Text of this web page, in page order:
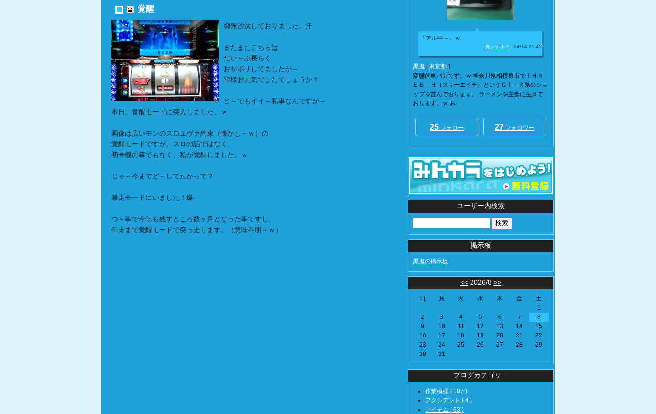
覚醒
御無沙汰しておりました。汗
またまたこちらは
だい～ぶ長らく
おサボリしてましたが～
皆様お元気でしたでしょうか？
ど～でもイイ～私事なんですが～
本日、覚醒モードに突入しました。ｗ
画像は広いモンのスロエヴァ約束（懐かし～ｗ）の
覚醒モードですが、スロの話ではなく、
初号機の事でもなく、私が覚醒しました。ｗ
じゃ～今までど～してたかって？
暴走モードにいました！爆
つ～事で今年も残すところ数ヶ月となった事ですし、
年末まで覚醒モードで突っ走ります。（意味不明～ｗ）
「アル中～。ｗ」
何シテル？ 04/14 21:45
黒鬼 [東京都 ]
変態的車バカです。ｗ 神奈川県相模原市でＴＨＲ
ＥＥ Ｈ（スリーエイチ）というＧＴ－Ｒ系のショ
ップを営んでおります。 ラーメンを主食に生きて
おります。ｗ あ...
25 フォロー 27 フォロワー
ユーザー内検索
掲示板
黒鬼の掲示板
<< 2026/8 >>
日 月 火 水 木 金
土
1
2
3 4 5 6 7
8
9
10 11 12 13 14
15
16
17 18 19 20 21
22
23
24 25 26 27 28
29
30
31
ブログカテゴリー
作業模様 ( 107 )
アクシデント ( 4 )
アイテム ( 63 )